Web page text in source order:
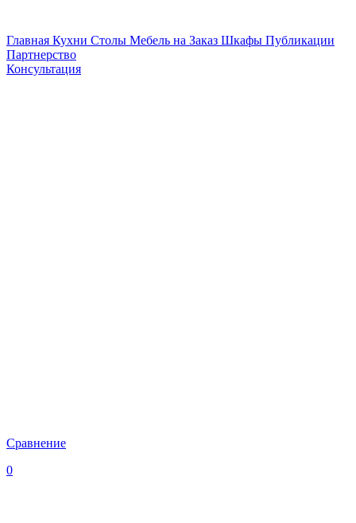
Главная Кухни Столы Мебель на Заказ Шкафы Публикации
Партнерство
Консультация
Сравнение
0